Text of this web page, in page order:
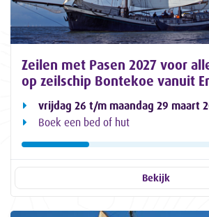
Zeilen met Pasen 2027 voor
op zeilschip Bontekoe vanuit
vrijdag 26 t/m maandag 29 maart
Boek een bed of hut
Bekijk